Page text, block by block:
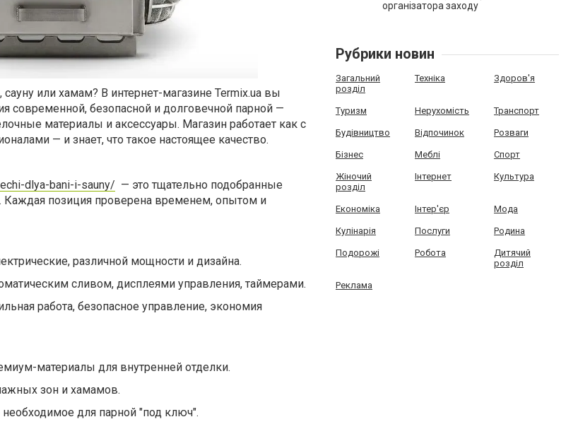
или хамам? В интернет-магазине Termix.ua вы
современной, безопасной и долговечной парной —
материалы и аксессуары. Магазин работает как с
— и знает, что такое настоящее качество.
dlya-bani-i-sauny/ — это тщательно подобранные
Каждая позиция проверена временем, опытом и
различной мощности и дизайна.
сливом, дисплеями управления, таймерами.
работа, безопасное управление, экономия
материалы для внутренней отделки.
зон и хамамов.
для парной "под ключ".
організатора заходу
Рубрики новин
Загальний
розділ
Техніка Здоров'я
Туризм Нерухомість Транспорт
Будівництво Відпочинок Розваги
Бізнес Меблі Спорт
Жіночий
розділ
Інтернет Культура
Економіка Інтер'єр Мода
Кулінарія Послуги Родина
Подорожі Робота
Дитячий
розділ
Реклама